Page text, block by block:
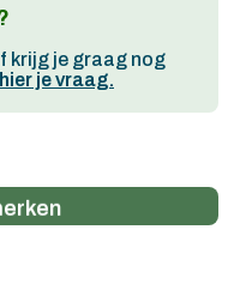
krijg je graag nog
je vraag.